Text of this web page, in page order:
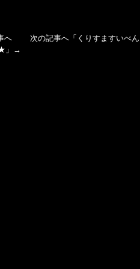
へ 次の記事へ「 くりすますいべん
」→